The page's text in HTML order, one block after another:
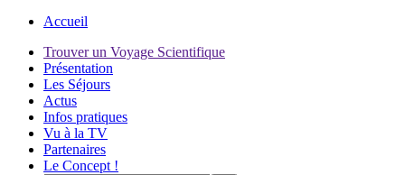
Accueil
Trouver un Voyage Scientifique
Présentation
Les Séjours
Actus
Infos pratiques
Vu à la TV
Partenaires
Le Concept !